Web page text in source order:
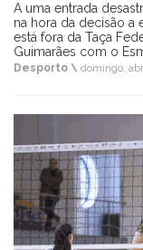
A uma entrada
na hora da decisão
está fora da Taça
Guimarães com o
Desporto \ domingo,